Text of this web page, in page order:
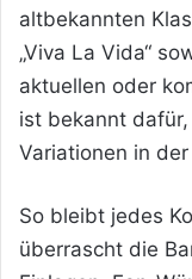
altbekannten
„Viva La Vida“
aktuellen oder
ist bekannt
Variationen in
So bleibt jedes
überrascht die